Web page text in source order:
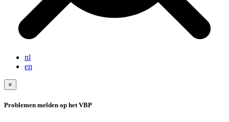
nl
en
×
Problemen melden op het VBP